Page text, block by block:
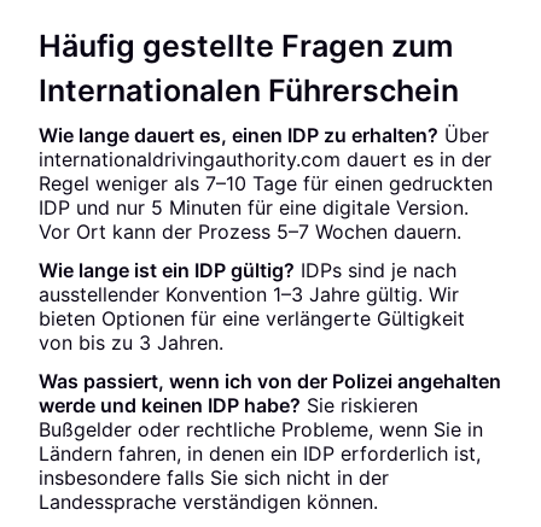
Häufig gestellte Fragen zum
Internationalen Führerschein
Wie lange dauert es, einen IDP zu erhalten? Über
internationaldrivingauthority.com dauert es in der
Regel weniger als 7–10 Tage für einen gedruckten
IDP und nur 5 Minuten für eine digitale Version.
Vor Ort kann der Prozess 5–7 Wochen dauern.
Wie lange ist ein IDP gültig? IDPs sind je nach
ausstellender Konvention 1–3 Jahre gültig. Wir
bieten Optionen für eine verlängerte Gültigkeit
von bis zu 3 Jahren.
Was passiert, wenn ich von der Polizei angehalten
werde und keinen IDP habe? Sie riskieren
Bußgelder oder rechtliche Probleme, wenn Sie in
Ländern fahren, in denen ein IDP erforderlich ist,
insbesondere falls Sie sich nicht in der
Landessprache verständigen können.